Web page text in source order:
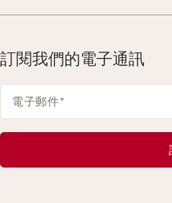
訂閱我們的電子通訊
電子郵件*